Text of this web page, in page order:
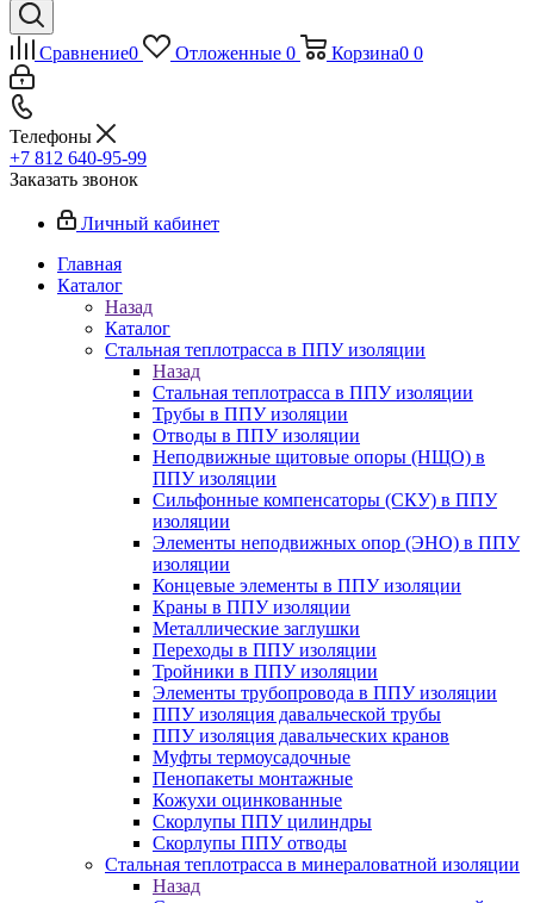
Сравнение0 Отложенные 0 Корзина0 0
Телефоны
+7 812 640-95-99
Заказать звонок
Личный кабинет
Главная
Каталог
Назад
Каталог
Стальная теплотрасса в ППУ изоляции
Назад
Стальная теплотрасса в ППУ изоляции
Трубы в ППУ изоляции
Отводы в ППУ изоляции
Неподвижные щитовые опоры (НЩО) в
ППУ изоляции
Cильфонные компенсаторы (СКУ) в ППУ
изоляции
Элементы неподвижных опор (ЭНО) в ППУ
изоляции
Концевые элементы в ППУ изоляции
Краны в ППУ изоляции
Металлические заглушки
Переходы в ППУ изоляции
Тройники в ППУ изоляции
Элементы трубопровода в ППУ изоляции
ППУ изоляция давальческой трубы
ППУ изоляция давальческих кранов
Муфты термоусадочные
Пенопакеты монтажные
Кожухи оцинкованные
Скорлупы ППУ цилиндры
Скорлупы ППУ отводы
Стальная теплотрасса в минераловатной изоляции
Назад